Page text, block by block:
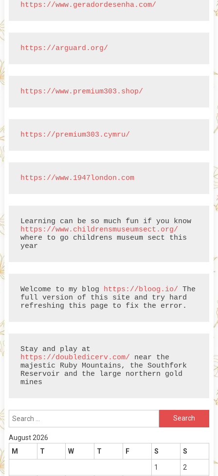
https://www.geradordesenha.com/
https://arguard.org/
https://www.premium303.shop/
https://premium303.cymru/
https://www.1947london.com
Learning can be so much fun if you know
https://www.childrensmuseumsect.org/
where to go childrens museum sect this
year
Welcome to my blog https://bloog.io/ The
full version of this site and try hard
refreshing this page to fix the error.
https://doubledicerv.com/ near the
majestic Ruby Mountains, the Southfork
Reservoir and the large northern gold
mines
Search
August 2026
M
T W T F S S
1 2